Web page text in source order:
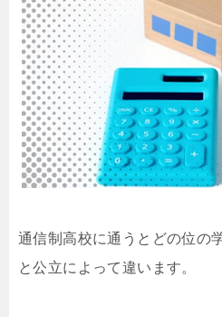
通信制高校に通うとどの位の
と公立によって違います。